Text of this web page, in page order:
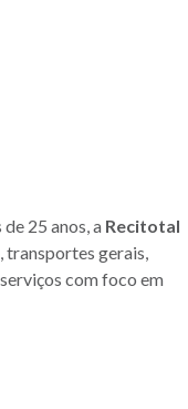
25 anos, a Recitotal
transportes gerais,
com foco em